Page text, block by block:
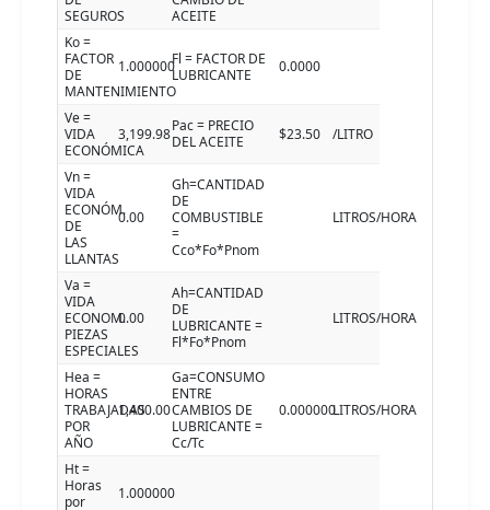
SEGUROS
ACEITE
Ko =
FACTOR
DE
MANTENIMIENTO
1.000000Fl = FACTOR DE
LUBRICANTE
0.0000
Ve =
VIDA
ECONÓMICA
3,199.98Pac = PRECIO
DEL ACEITE
$23.50 /LITRO
Vn =
VIDA
ECONÓM.
DE
LAS
LLANTAS
0.00
Gh=CANTIDAD
DE
COMBUSTIBLE
=
Cco*Fo*Pnom
LITROS/HORA
Va =
VIDA
ECONOM.
PIEZAS
ESPECIALES
0.00
Ah=CANTIDAD
DE
LUBRICANTE =
Fl*Fo*Pnom
LITROS/HORA
Hea =
HORAS
TRABAJADAS
POR
AÑO
1,400.00
Ga=CONSUMO
ENTRE
CAMBIOS DE
LUBRICANTE =
Cc/Tc
0.000000LITROS/HORA
Ht =
Horas
por
1.000000